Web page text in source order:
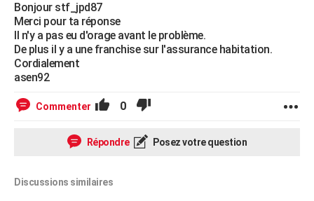
Bonjour stf_jpd87
Merci pour ta réponse
Il n'y a pas eu d'orage avant le problème.
De plus il y a une franchise sur l'assurance habitation.
Cordialement
asen92
Commenter 0
Répondre Posez votre question
Discussions similaires